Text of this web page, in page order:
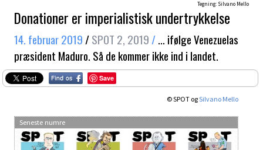
Tegning: Silvano Mello
Donationer er imperialistisk undertrykkelse
14. februar 2019 /SPOT 2, 2019 /… ifølge Venezuelas
præsident Maduro. Så de kommer ikke ind i landet.
Save
© SPOT ogSilvano Mello
Seneste numre